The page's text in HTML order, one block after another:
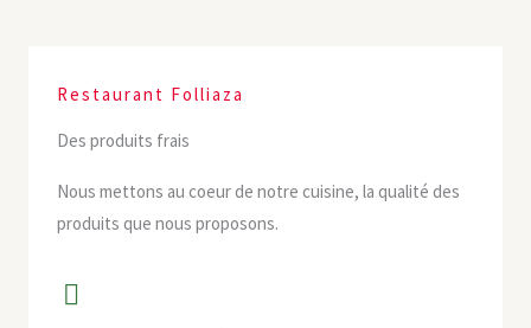
Restaurant Folliaza
Des produits frais
Nous mettons au coeur de notre cuisine, la qualité des
produits que nous proposons.